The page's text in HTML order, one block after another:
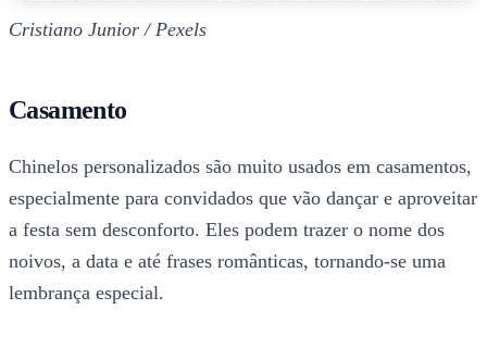
Cristiano Junior / Pexels
Casamento
Chinelos personalizados são muito usados em casamentos,
especialmente para convidados que vão dançar e aproveitar
a festa sem desconforto. Eles podem trazer o nome dos
noivos, a data e até frases românticas, tornando-se uma
lembrança especial.